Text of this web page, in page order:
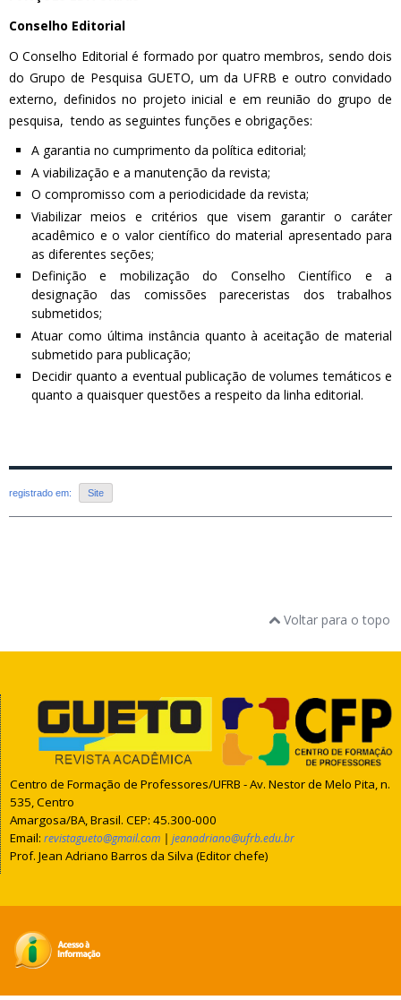
Conselho Editorial
O Conselho Editorial é formado por quatro membros, sendo dois
do Grupo de Pesquisa GUETO, um da UFRB e outro convidado
externo, definidos no projeto inicial e em reunião do grupo de
pesquisa, tendo as seguintes funções e obrigações:
A garantia no cumprimento da política editorial;
A viabilização e a manutenção da revista;
O compromisso com a periodicidade da revista;
Viabilizar meios e critérios que visem garantir o caráter
acadêmico e o valor científico do material apresentado para
as diferentes seções;
Definição e mobilização do Conselho Científico e a
designação das comissões pareceristas dos trabalhos
submetidos;
Atuar como última instância quanto à aceitação de material
submetido para publicação;
Decidir quanto a eventual publicação de volumes temáticos e
quanto a quaisquer questões a respeito da linha editorial.
registrado em: Site
Voltar para o topo
Centro de Formação de Professores/UFRB - Av. Nestor de Melo Pita, n.
535, Centro
Amargosa/BA, Brasil. CEP: 45.300-000
Email: revistagueto@gmail.com | jeanadriano@ufrb.edu.br
Prof. Jean Adriano Barros da Silva (Editor chefe)